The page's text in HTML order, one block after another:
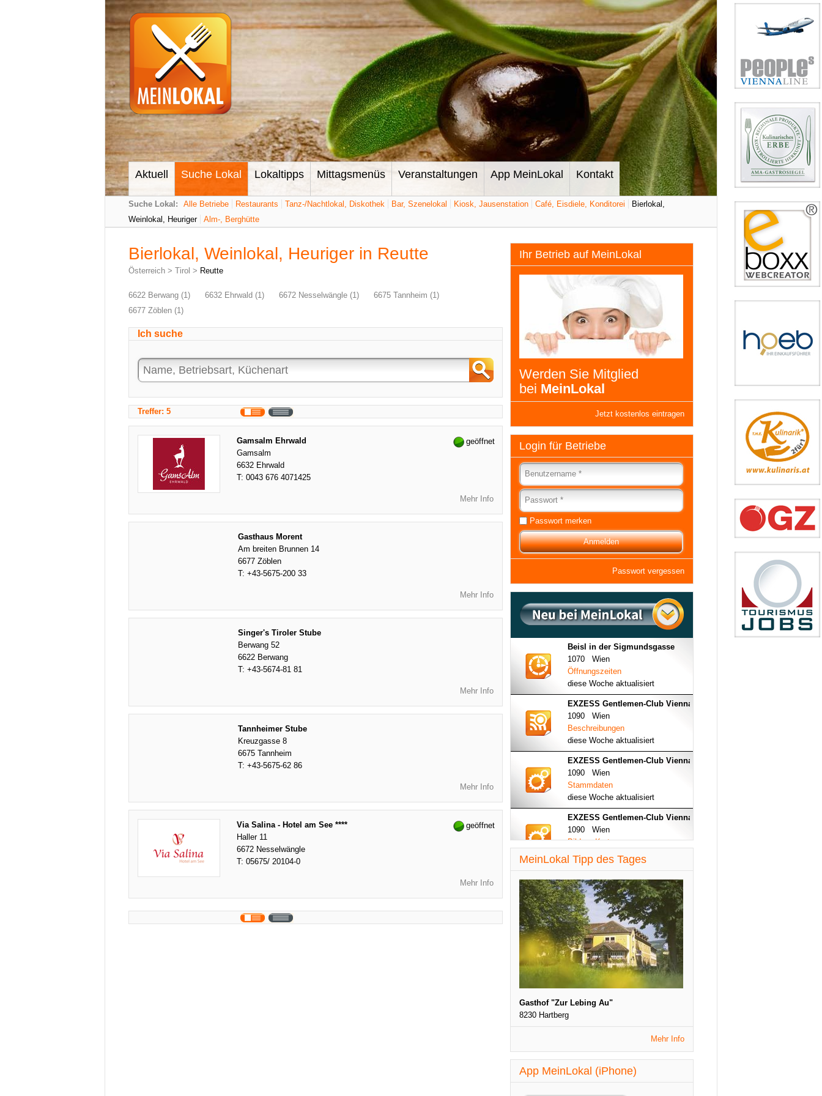
Aktuell Suche Lokal Lokaltipps Mittagsmenüs Veranstaltungen App MeinLokal Kontakt
Suche Lokal: Alle Betriebe Restaurants Tanz-/Nachtlokal, Diskothek Bar, Szenelokal Kiosk, Jausenstation Café, Eisdiele, Konditorei
Bierlokal,
Weinlokal, Heuriger
Alm-, Berghütte
Bierlokal, Weinlokal, Heuriger in Reutte
Österreich > Tirol > Reutte
6622 Berwang (1) 6632 Ehrwald (1) 6672 Nesselwängle (1)
6675 Tannheim (1)
6677 Zöblen (1)
Ich suche
Treffer: 5
geöffnet
Gamsalm Ehrwald
Gamsalm
6632 Ehrwald
T: 0043 676 4071425
Mehr Info
Gasthaus Morent
Am breiten Brunnen 14
6677 Zöblen
T: +43-5675-200 33
Mehr Info
Singer's Tiroler Stube
Berwang 52
6622 Berwang
T: +43-5674-81 81
Mehr Info
Tannheimer Stube
Kreuzgasse 8
6675 Tannheim
T: +43-5675-62 86
Mehr Info
geöffnet
Via Salina - Hotel am See ****
Haller 11
6672 Nesselwängle
T: 05675/ 20104-0
Mehr Info
Ihr Betrieb auf MeinLokal
Werden Sie Mitglied
bei MeinLokal
Jetzt kostenlos eintragen
Login für Betriebe
Passwort merken
Passwort vergessen
Beisl in der Sigmundsgasse
1070 Wien
Öffnungszeiten
diese Woche aktualisiert
EXZESS Gentlemen-Club Vienna
1090 Wien
Beschreibungen
diese Woche aktualisiert
EXZESS Gentlemen-Club Vienna
1090 Wien
Stammdaten
diese Woche aktualisiert
EXZESS Gentlemen-Club Vienna
1090 Wien
Bilder - Karte
diese Woche aktualisiert
1090 Wien
Veranstaltungen
diese Woche aktualisiert
MeinLokal Tipp des Tages
Gasthof "Zur Lebing Au"
8230 Hartberg
Mehr Info
App MeinLokal (iPhone)